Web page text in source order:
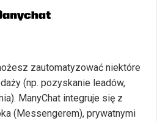
zautomatyzować niektóre
(np. pozyskanie leadów,
ManyChat integruje się z
(Messengerem), prywatnymi